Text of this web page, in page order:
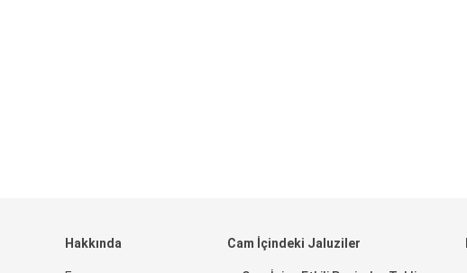
Hakkında Cam İçindeki Jaluziler